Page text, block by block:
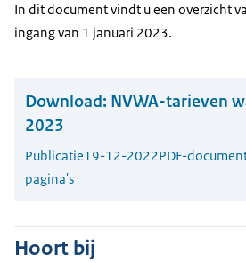
In dit document vindt u een overzicht
ingang van 1 januari 2023.
Download: NVWA-tarieven
2023
Publicatie19-12-2022PDF-
pagina's
Hoort bij